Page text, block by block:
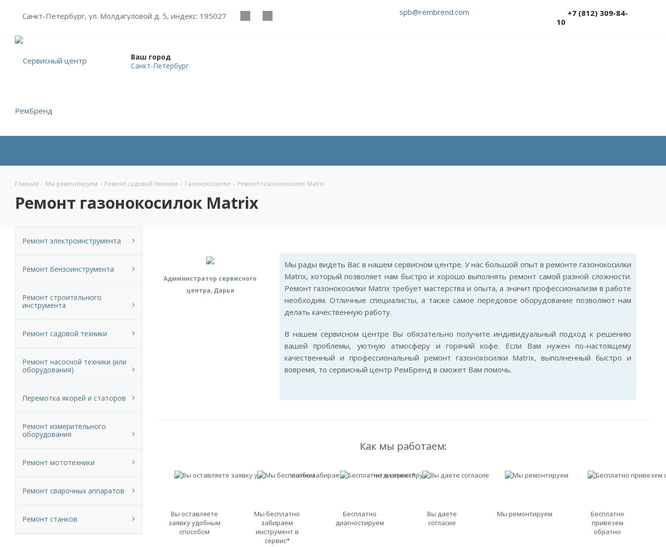
Санкт-Петербург, ул. Молдагуловой д. 5, индекс: 195027 spb@rembrend.com
+7 (812) 309-84-
10
Ваш город
Санкт-Петербург
Главная - Мы ремонтируем - Ремонт садовой техники - Газонокосилки - Ремонт газонокосилок Matrix
Ремонт газонокосилок Matrix
Администратор сервисного
центра, Дарья
Мы рады видеть Вас в нашем сервисном центре. У нас большой опыт в ремонте газонокосилки
Matrix, который позволяет нам быстро и хорошо выполнять ремонт самой разной сложности.
Ремонт газонокосилки Matrix требует мастерства и опыта, а значит профессионализм в работе
необходим. Отличные специалисты, а также самое передовое оборудование позволяют нам
делать качественную работу.
В нашем сервисном центре Вы обязательно получите индивидуальный подход к решению
вашей проблемы, уютную атмосферу и горячий кофе. Если Вам нужен по-настоящему
качественный и профессиональный ремонт газонокосилки Matrix, выполненный быстро и
вовремя, то сервисный центр РемБренд в сможет Вам помочь.
Как мы работаем:
Вы оставляете
заявку удобным
способом
Мы бесплатно
забираем
инструмент в
сервис*
Бесплатно
диагностируем
Вы даете
согласие
Мы ремонтируем
Бесплатно
привезем
обратно
Ремонт электроинструмента
Ремонт бензоинструмента
Ремонт строительного
инструмента
Ремонт садовой техники
Ремонт насосной техники (или
оборудования)
Перемотка якорей и статоров
Ремонт измерительного
оборудования
Ремонт мототехники
Ремонт сварочных аппаратов
Ремонт станков